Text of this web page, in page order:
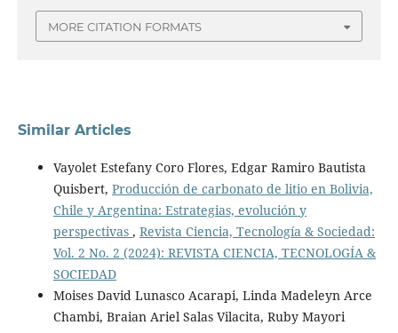
MORE CITATION FORMATS
Similar Articles
Vayolet Estefany Coro Flores, Edgar Ramiro Bautista
Quisbert, Producción de carbonato de litio en Bolivia,
Chile y Argentina: Estrategias, evolución y
perspectivas , Revista Ciencia, Tecnología & Sociedad:
Vol. 2 No. 2 (2024): REVISTA CIENCIA, TECNOLOGÍA &
SOCIEDAD
Moises David Lunasco Acarapi, Linda Madeleyn Arce
Chambi, Braian Ariel Salas Vilacita, Ruby Mayori